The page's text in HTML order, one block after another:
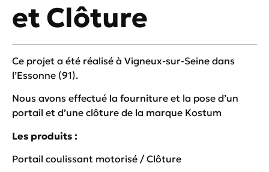
et Clôture
Ce projet a été réalisé à Vigneux-sur-Seine dans
l’Essonne (91).
Nous avons effectué la fourniture et la pose d’un
portail et d’une clôture de la marque Kostum
Les produits :
Portail coulissant motorisé / Clôture